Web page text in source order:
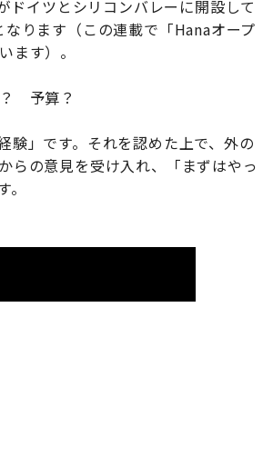
ドイツとシリコンバレーに開設して
ります（この連載で「Hanaオープ
ます）。
？ 予算？
験」です。それを認めた上で、外の
らの意見を受け入れ、「まずはやっ